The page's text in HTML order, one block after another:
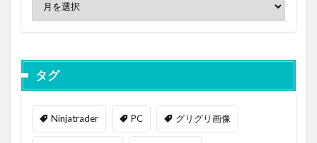
タグ
Ninjatrader PC グリグリ画像